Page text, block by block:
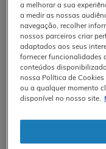
1. Colagénio
O colagénio é o
abundante no
todo o lado,
articulações.
tipos de
encontrado na
preenchida e
levando a
a melhorar a sua
a medir as nossas
navegação, recolher
nossos parceiros criar
adaptados aos seus
fornecer funcionalidades
conteúdos
nossa Política de
ou a qualquer momento
disponível no nosso site.